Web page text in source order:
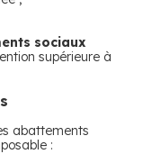
sociaux
supérieure à
abattements
: